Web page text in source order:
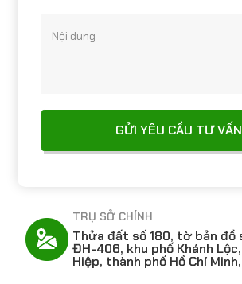
TRỤ SỞ CHÍNH
Thửa đất số 180, tờ bản đồ
ĐH-406, khu phố Khánh
Hiệp, thành phố Hồ Chí
Nội dung